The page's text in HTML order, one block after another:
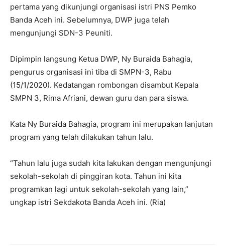
pertama yang dikunjungi organisasi istri PNS Pemko
Banda Aceh ini. Sebelumnya, DWP juga telah
mengunjungi SDN-3 Peuniti.
Dipimpin langsung Ketua DWP, Ny Buraida Bahagia,
pengurus organisasi ini tiba di SMPN-3, Rabu
(15/1/2020). Kedatangan rombongan disambut Kepala
SMPN 3, Rima Afriani, dewan guru dan para siswa.
Kata Ny Buraida Bahagia, program ini merupakan lanjutan
program yang telah dilakukan tahun lalu.
“Tahun lalu juga sudah kita lakukan dengan mengunjungi
sekolah-sekolah di pinggiran kota. Tahun ini kita
programkan lagi untuk sekolah-sekolah yang lain,”
ungkap istri Sekdakota Banda Aceh ini. (Ria)